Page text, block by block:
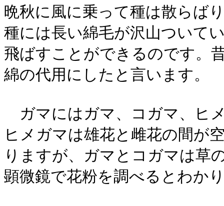
晩秋に風に乗って種は散らば
種には長い綿毛が沢山ついて
飛ばすことができるのです。
綿の代用にしたと言います。
ガマにはガマ、コガマ、ヒ
ヒメガマは雄花と雌花の間が
りますが、ガマとコガマは草
顕微鏡で花粉を調べるとわか